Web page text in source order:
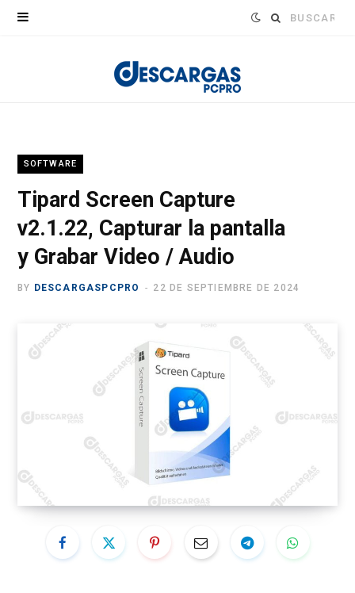
Buscar:
SOFTWARE
Tipard Screen Capture
v2.1.22, Capturar la pantalla
y Grabar Video / Audio
BY DESCARGASPCPRO 22 DE SEPTIEMBRE DE 2024